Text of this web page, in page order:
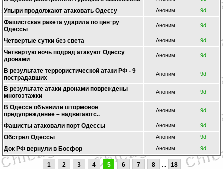
Упыри продолжают атаковать Одессу Аноним 9d
Фашистская ракета ударила по центру
Одессы
Аноним 9d
Четвертые сутки без света Аноним 9d
Четвертую ночь подряд атакуют Одессу
дронами
Аноним 9d
В результате террористической атаки РФ - 9
пострадавших
Аноним 9d
B результате атаки дронами повреждены
многоэтажки
Аноним 9d
В Одессе объявили штормовое
предупреждение – надвигаютс..
Аноним 9d
Фашисты атаковали порт Одессы Аноним 9d
Обстрел Одессы Аноним 9d
Док РФ вернули в Босфор Аноним 9d
1 2 3 4 5 6 7 8 ... 18